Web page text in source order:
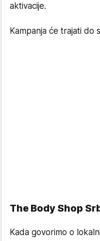
aktivacije.
Kampanja će trajati do
The Body Shop
Kada govorimo o